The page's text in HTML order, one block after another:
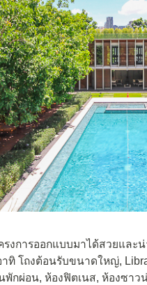
รงการออกแบบมาได้สวยและ
ทิ โถงต้อนรับขนาดใหญ่,
กผ่อน, ห้องฟิตเนส, ห้องซาว